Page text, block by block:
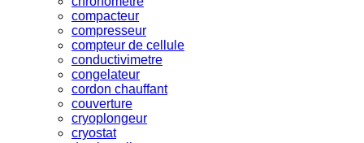
compacteur
compresseur
compteur de cellule
conductivimetre
congelateur
cordon chauffant
couverture
cryoplongeur
cryostat